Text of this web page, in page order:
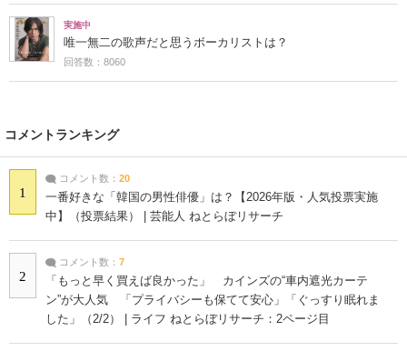
実施中
唯一無二の歌声だと思うボーカリストは？
回答数：8060
コメントランキング
1
コメント数： 20
一番好きな「韓国の男性俳優」は？【2026年版・人気投票実施
中】（投票結果） | 芸能人 ねとらぼリサーチ
2
コメント数： 7
「もっと早く買えば良かった」 カインズの“車内遮光カーテ
ン”が大人気 「プライバシーも保てて安心」「ぐっすり眠れま
した」（2/2） | ライフ ねとらぼリサーチ：2ページ目